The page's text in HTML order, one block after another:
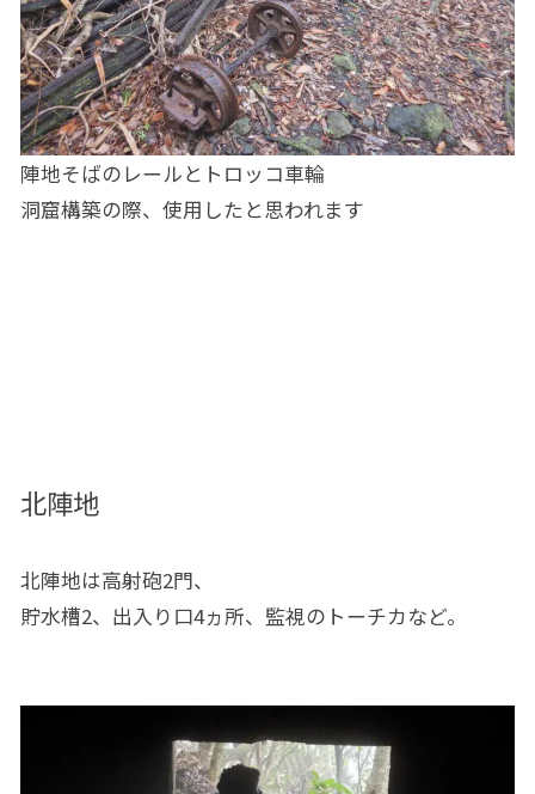
陣地そばのレールとトロッコ車輪
洞窟構築の際、使用したと思われます
北陣地
北陣地は高射砲2門、
貯水槽2、出入り口4ヵ所、監視のトーチカなど。